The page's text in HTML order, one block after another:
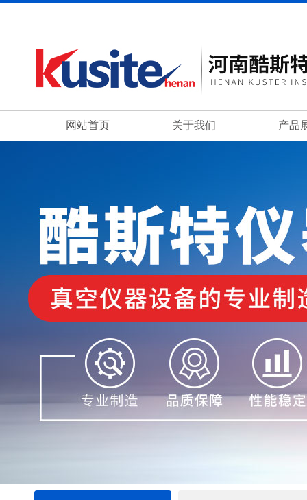
网站首页 关于我们 产品